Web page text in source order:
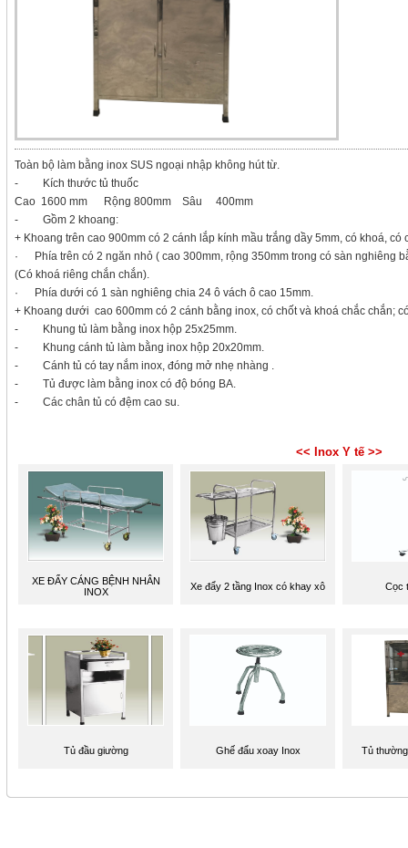
Toàn bộ làm bằng inox SUS ngoại nhập không hút từ.
- Kích thước tủ thuốc
Cao 1600 mm Rộng 800mm Sâu 400mm
- Gồm 2 khoang:
+ Khoang trên cao 900mm có 2 cánh lắp kính mầu trắng dầy 5mm, có khoá, có
· Phía trên có 2 ngăn nhỏ ( cao 300mm, rộng 350mm trong có sàn nghiêng
(Có khoá riêng chắn chắn).
· Phía dưới có 1 sàn nghiêng chia 24 ô vách ô cao 15mm.
+ Khoang dưới cao 600mm có 2 cánh bằng inox, có chốt và khoá chắc chắn;
- Khung tủ làm bằng inox hộp 25x25mm.
- Khung cánh tủ làm bằng inox hộp 20x20mm.
- Cánh tủ có tay nắm inox, đóng mở nhẹ nhàng .
- Tủ được làm bằng inox có độ bóng BA.
- Các chân tủ có đệm cao su.
<< Inox Y tế >>
XE ĐẨY CÁNG BỆNH NHÂN
INOX
Xe đẩy 2 tầng Inox có khay xô Cọc
Tủ đầu giường Ghế đẩu xoay Inox Tủ